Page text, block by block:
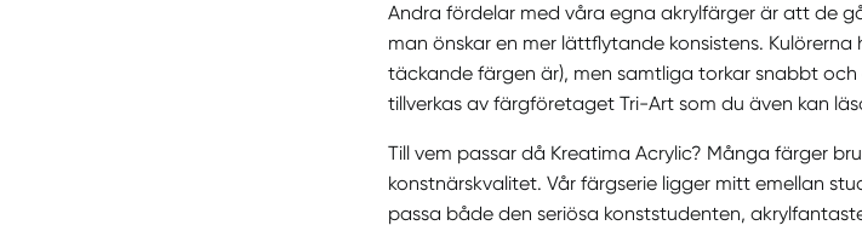
Andra fördelar med våra egna akrylfärger är att de
man önskar en mer lättflytande konsistens.
täckande färgen är), men samtliga torkar snabbt och
tillverkas av färgföretaget Tri-Art som du även kan
Till vem passar då Kreatima Acrylic? Många färger
konstnärskvalitet. Vår färgserie ligger mitt emellan
passa både den seriösa konststudenten,